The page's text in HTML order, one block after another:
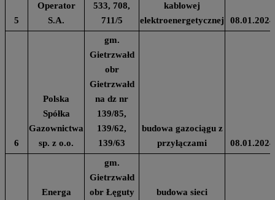
5
Operator
S.A.
533, 708,
711/5
kablowej
elektroenergetycznej
08.01.2024
6
Polska
Spółka
Gazownictwa
sp. z o.o.
gm.
Gietrzwałd
obr
Gietrzwałd
na dz nr
139/85,
139/62,
139/63
budowa gazociągu z
przyłączami
08.01.2024
Energa
gm.
Gietrzwałd
obr Łęguty
budowa sieci